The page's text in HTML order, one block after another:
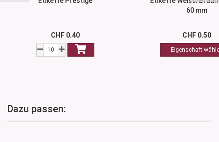
CHF 0.40
60 mm
CHF 0.50
Dazu passen: